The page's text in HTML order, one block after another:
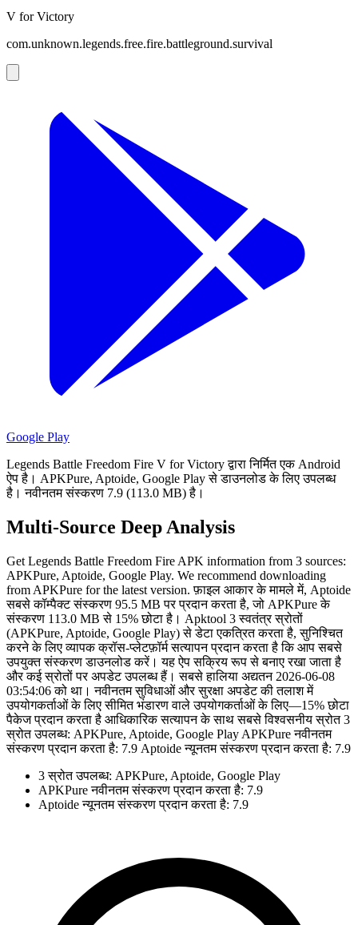
V for Victory
com.unknown.legends.free.fire.battleground.survival
Google Play
Legends Battle Freedom Fire V for Victory द्वारा निर्मित एक Android
ऐप है। APKPure, Aptoide, Google Play से डाउनलोड के लिए उपलब्ध
है। नवीनतम संस्करण 7.9 (113.0 MB) है।
Multi-Source Deep Analysis
Get Legends Battle Freedom Fire APK information from 3 sources:
APKPure, Aptoide, Google Play. We recommend downloading
from APKPure for the latest version. फ़ाइल आकार के मामले में, Aptoide
सबसे कॉम्पैक्ट संस्करण 95.5 MB पर प्रदान करता है, जो APKPure के
संस्करण 113.0 MB से 15% छोटा है। Apktool 3 स्वतंत्र स्रोतों
(APKPure, Aptoide, Google Play) से डेटा एकत्रित करता है, सुनिश्चित
करने के लिए व्यापक क्रॉस-प्लेटफ़ॉर्म सत्यापन प्रदान करता है कि आप सबसे
उपयुक्त संस्करण डाउनलोड करें। यह ऐप सक्रिय रूप से बनाए रखा जाता है
और कई स्रोतों पर अपडेट उपलब्ध हैं। सबसे हालिया अद्यतन 2026-06-08
03:54:06 को था। नवीनतम सुविधाओं और सुरक्षा अपडेट की तलाश में
उपयोगकर्ताओं के लिए सीमित भंडारण वाले उपयोगकर्ताओं के लिए—15% छोटा
पैकेज प्रदान करता है आधिकारिक सत्यापन के साथ सबसे विश्वसनीय स्रोत 3
स्रोत उपलब्ध: APKPure, Aptoide, Google Play APKPure नवीनतम
संस्करण प्रदान करता है: 7.9 Aptoide न्यूनतम संस्करण प्रदान करता है: 7.9
3 स्रोत उपलब्ध: APKPure, Aptoide, Google Play
APKPure नवीनतम संस्करण प्रदान करता है: 7.9
Aptoide न्यूनतम संस्करण प्रदान करता है: 7.9